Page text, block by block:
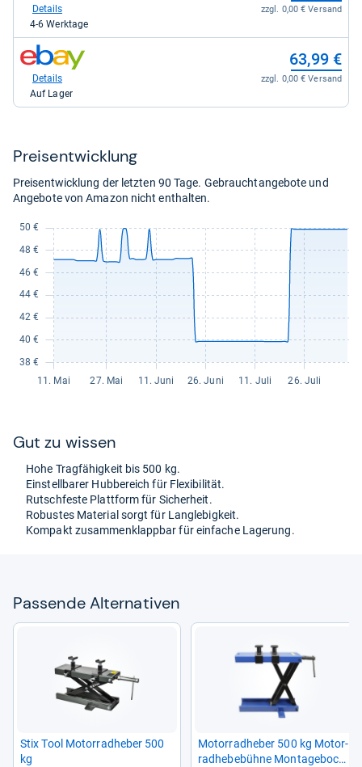
voelkner
49,90
zzgl. 0,00 € Versand
Details
4-6 Werktage
zum
Shop:
eBay
63,99 €
zzgl. 0,00 € Versand
Details
Auf Lager
Preis­ent­wick­lung
Preisentwicklung der letzten 90 Tage. Gebrauchtangebote und
Angebote von Amazon nicht enthalten.
Gut zu wis­sen
Hohe Trag­fä­hig­keit bis 500 kg.
Ein­stell­ba­rer Hub­be­reich für Fle­xi­bi­li­tät.
Rutsch­feste Platt­form für Sicher­heit.
Robus­tes Mate­rial sorgt für Lang­le­big­keit.
Kom­pakt zusam­men­klapp­bar für ein­fa­che Lage­rung.
Pas­sende Alter­na­ti­ven
Stix Tool Motor­rad­he­ber 500
kg
Motor­rad­he­ber 500 kg Motor­
rad­he­be­bühne Mon­ta­ge­bock